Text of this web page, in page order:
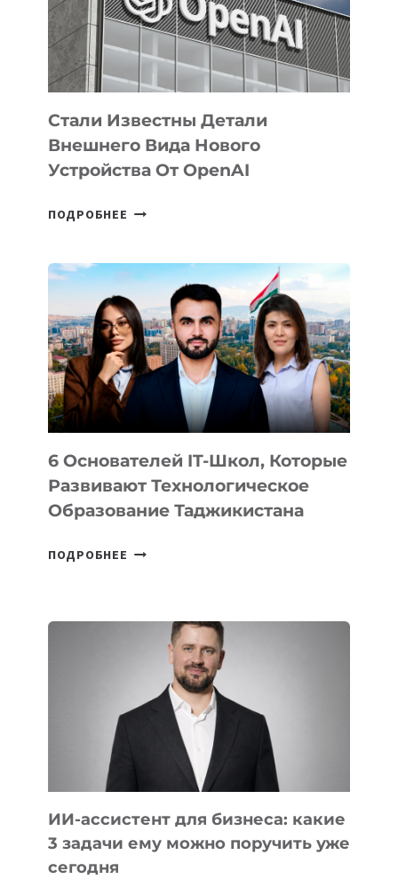
ЭКОСИСТЕМЫ
ИСКУССТВЕННОГО
ИНТЕЛЛЕКТА
Стали Известны Детали
Внешнего Вида Нового
Устройства От OpenAI
ПОДРОБНЕЕ СТАЛИ
ВНЕШНЕГО
ВИДА
НОВОГО
УСТРОЙСТВА
ОТ
OPENAI
6 Основателей IT-Школ, Которые
Развивают Технологическое
Образование Таджикистана
ПОДРОБНЕЕ
КОТОРЫЕ
РАЗВИВАЮТ
ТЕХНОЛОГИЧЕСКОЕ
ОБРАЗОВАНИЕ
ТАДЖИКИСТАНА
ИИ-ассистент для бизнеса: какие
3 задачи ему можно поручить уже
сегодня